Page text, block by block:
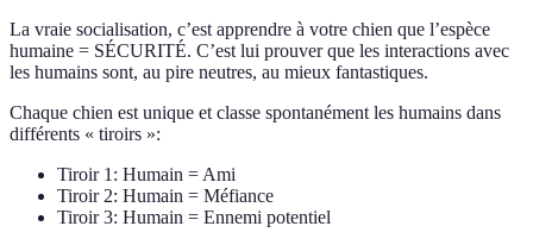
La vraie socialisation, c’est apprendre à votre chien que l’espèce
humaine = SÉCURITÉ. C’est lui prouver que les interactions avec
les humains sont, au pire neutres, au mieux fantastiques.
Chaque chien est unique et classe spontanément les humains dans
différents « tiroirs »:
Tiroir 1: Humain = Ami
Tiroir 2: Humain = Méfiance
Tiroir 3: Humain = Ennemi potentiel